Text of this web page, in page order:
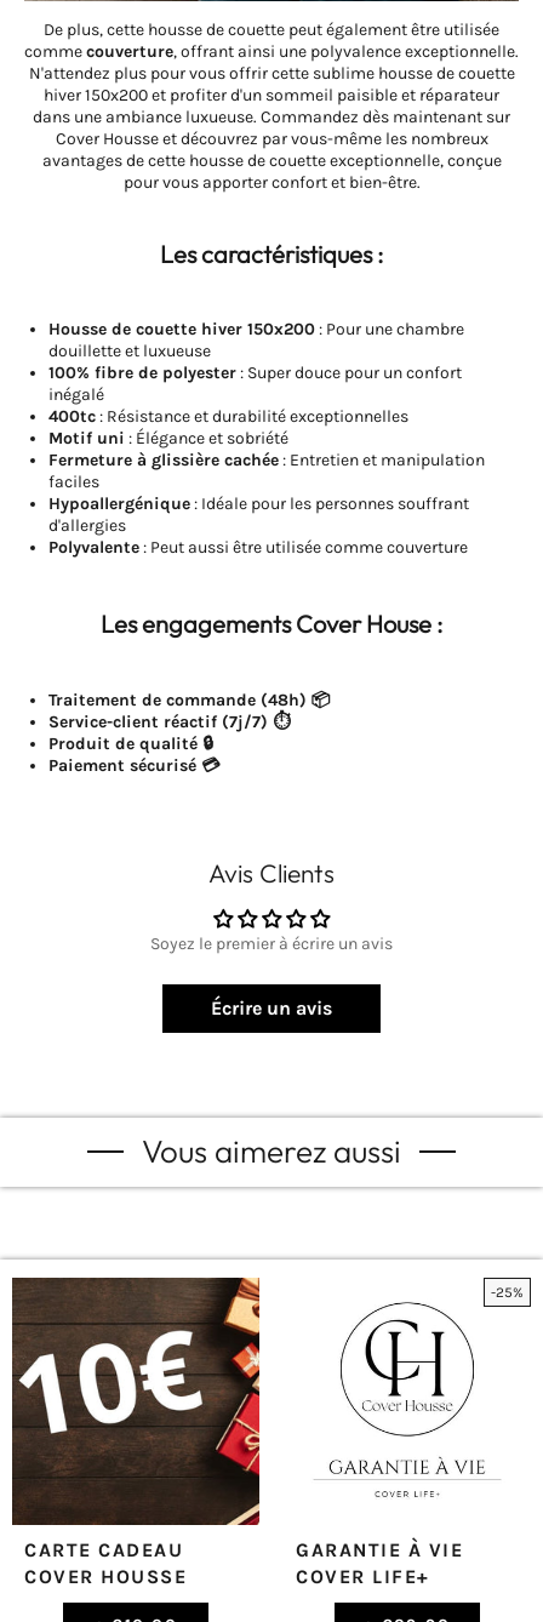
De plus, cette housse de couette peut également être utilisée
commecouverture, offrant ainsi une polyvalence exceptionnelle.
N'attendez plus pour vous offrir cette sublime housse de couette
hiver 150x200 et profiter d'un sommeil paisible et réparateur
dans une ambiance luxueuse. Commandez dès maintenant sur
Cover Housse et découvrez par vous-même les nombreux
avantages de cette housse de couette exceptionnelle, conçue
pour vous apporter confort et bien-être.
Les caractéristiques :
Housse de couette hiver 150x200: Pour une chambre
douillette et luxueuse
100% fibre de polyester: Super douce pour un confort
inégalé
400tc: Résistance et durabilité exceptionnelles
Motif uni : Élégance et sobriété
Fermeture à glissière cachée: Entretien et manipulation
faciles
Hypoallergénique: Idéale pour les personnes souffrant
d'allergies
Polyvalente: Peut aussi être utilisée comme couverture
Les engagements Cover House :
Traitement de commande (48h) 📦
Service-client réactif (7j/7) ⏱️
Produit de qualité 🔒
Paiement sécurisé 💳
Avis Clients
Soyez le premier à écrire un avis
Écrire un avis
Vous aimerez aussi
CARTE CADEAU
COVER HOUSSE
-25%
GARANTIE À VIE
COVER LIFE+